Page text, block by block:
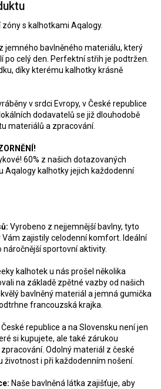
s kalhotkami Aqalogy.
jemného bavlněného materiálu, který
po celý den. Perfektní střih je podtržen.
díky kterému kalhotky krásně
v srdci Evropy, v České republice
dodavatelů se již dlouhodobě
materiálů a zpracování.
60% z našich dotazovaných
Aqalogy kalhotky jejich každodenní
Vyrobeno z nejjemnější bavlny, tyto
Vám zajistily celodenní komfort. Ideální
náročnější sportovní aktivity.
kalhotek u nás prošel několika
na základě zpětné vazby od našich
bavlněný materiál a jemná gumička
francouzská krajka.
republice a na Slovensku není jen
si kupujete, ale také zárukou
Odolný materiál z české
životnost i při každodenním nošení.
Naše bavlněná látka zajišťuje, aby